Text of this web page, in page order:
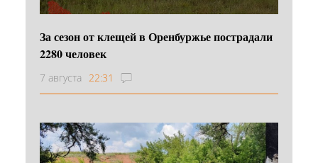
За сезон от клещей в Оренбуржье пострадали
2280 человек
7 августа 22:31